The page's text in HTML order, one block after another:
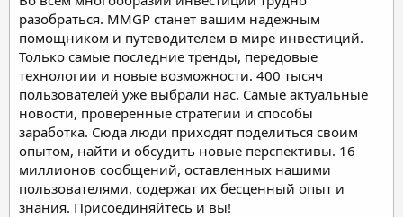
разобраться. MMGP станет вашим надежным
помощником и путеводителем в мире инвестиций.
Только самые последние тренды, передовые
технологии и новые возможности. 400 тысяч
пользователей уже выбрали нас. Самые актуальные
новости, проверенные стратегии и способы
заработка. Сюда люди приходят поделиться своим
опытом, найти и обсудить новые перспективы. 16
миллионов сообщений, оставленных нашими
пользователями, содержат их бесценный опыт и
знания. Присоединяйтесь и вы!